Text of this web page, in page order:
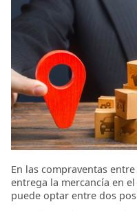
En las compraventas
entrega la mercancía en
puede optar entre dos